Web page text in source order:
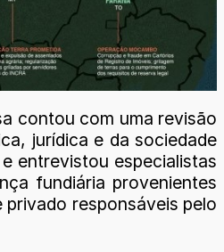
contou com uma revisão
jurídica e da sociedade
entrevistou especialistas
fundiária provenientes
responsáveis pelo